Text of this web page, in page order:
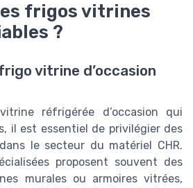
frigos vitrines
?
vitrine d’occasion
réfrigérée d’occasion qui
il est essentiel de privilégier des
le secteur du matériel CHR.
proposent souvent des
murales ou armoires vitrées,